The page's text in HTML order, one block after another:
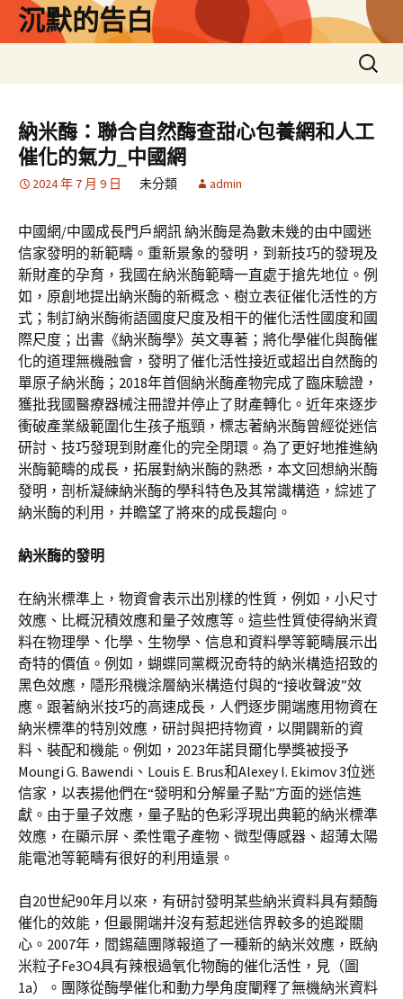
沉默的告白
搜
尋
鍵
字:
納米酶：聯合自然酶查甜心包養網和人工
催化的氣力_中國網
2024 年 7 月 9 日 未分類 admin
中國網/中國成長門戶網訊 納米酶是為數未幾的由中國迷
信家發明的新範疇。重新景象的發明，到新技巧的發現及
新財產的孕育，我國在納米酶範疇一直處于搶先地位。例
如，原創地提出納米酶的新概念、樹立表征催化活性的方
式；制訂納米酶術語國度尺度及相干的催化活性國度和國
際尺度；出書《納米酶學》英文專著；將化學催化與酶催
化的道理無機融會，發明了催化活性接近或超出自然酶的
單原子納米酶；2018年首個納米酶產物完成了臨床驗證，
獲批我國醫療器械注冊證并停止了財產轉化。近年來逐步
衝破產業級範圍化生孩子瓶頸，標志著納米酶曾經從迷信
研討、技巧發現到財產化的完全閉環。為了更好地推進納
米酶範疇的成長，拓展對納米酶的熟悉，本文回想納米酶
發明，剖析凝練納米酶的學科特色及其常識構造，綜述了
納米酶的利用，并瞻望了將來的成長趨向。
納米酶的發明
在納米標準上，物資會表示出別樣的性質，例如，小尺寸
效應、比概況積效應和量子效應等。這些性質使得納米資
料在物理學、化學、生物學、信息和資料學等範疇展示出
奇特的價值。例如，蝴蝶同黨概況奇特的納米構造招致的
黑色效應，隱形飛機涂層納米構造付與的“接收聲波”效
應。跟著納米技巧的高速成長，人們逐步開端應用物資在
納米標準的特別效應，研討與把持物資，以開闢新的資
料、裝配和機能。例如，2023年諾貝爾化學獎被授予
Moungi G. Bawendi、Louis E. Brus和Alexey I. Ekimov 3位迷
信家，以表揚他們在“發明和分解量子點”方面的迷信進
獻。由于量子效應，量子點的色彩浮現出典範的納米標準
效應，在顯示屏、柔性電子產物、微型傳感器、超薄太陽
能電池等範疇有很好的利用遠景。
自20世紀90年月以來，有研討發明某些納米資料具有類酶
催化的效能，但最開端并沒有惹起迷信界較多的追蹤關
心。2007年，閻錫蘊團隊報道了一種新的納米效應，既納
米粒子Fe3O4具有辣根過氧化物酶的催化活性，見（圖
1a）。團隊從酶學催化和動力學角度闡釋了無機納米資料